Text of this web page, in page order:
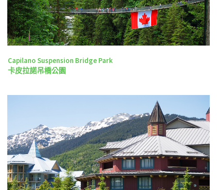
Capilano Suspension Bridge Park
卡皮拉諾吊橋公園